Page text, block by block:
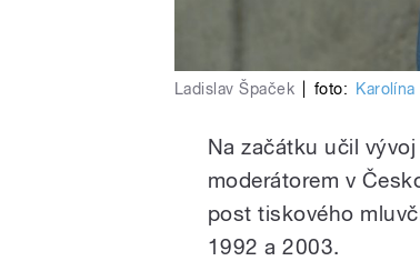
Ladislav Špaček foto:
Na začátku učil
moderátorem v
post tiskového
1992 a 2003.